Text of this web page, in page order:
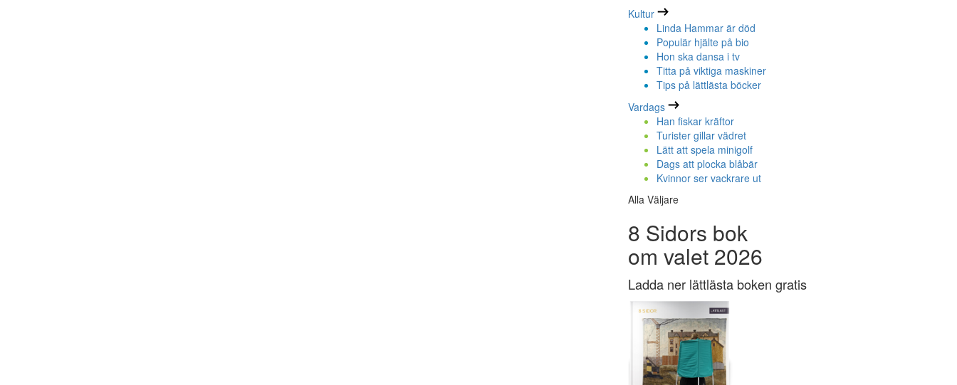
Kultur
Linda Hammar är död
Populär hjälte på bio
Hon ska dansa i tv
Titta på viktiga maskiner
Tips på lättlästa böcker
Vardags
Han fiskar kräftor
Turister gillar vädret
Lätt att spela minigolf
Dags att plocka blåbär
Kvinnor ser vackrare ut
Alla Väljare
8 Sidors bok
om valet 2026
Ladda ner lättlästa boken gratis